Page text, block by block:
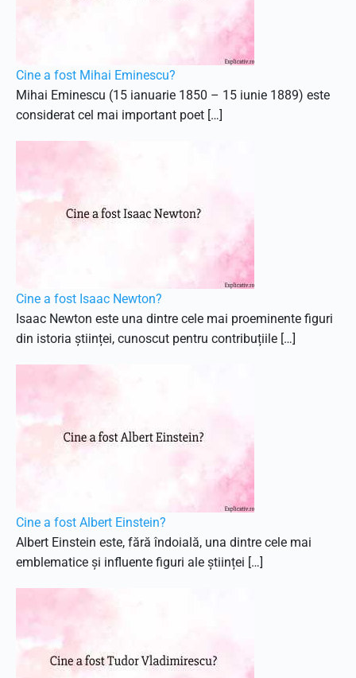
Cine a fost Mihai Eminescu?
Mihai Eminescu (15 ianuarie 1850 – 15 iunie 1889) este
considerat cel mai important poet […]
Cine a fost Isaac Newton?
Isaac Newton este una dintre cele mai proeminente figuri
din istoria științei, cunoscut pentru contribuțiile […]
Cine a fost Albert Einstein?
Albert Einstein este, fără îndoială, una dintre cele mai
emblematice și influente figuri ale științei […]